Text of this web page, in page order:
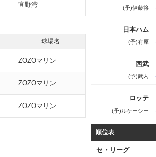
宜野湾
球場名
ZOZOマリン
ZOZOマリン
ZOZOマリン
(予)伊藤将
日本ハム
(予)有原
西武
(予)武内
ロッテ
(予)ルケーシー
順位表
セ・リーグ